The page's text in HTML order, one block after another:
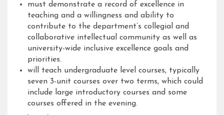
must demonstrate a record of excellence in
teaching and a willingness and ability to
contribute to the department’s collegial and
collaborative intellectual community as well as
university-wide inclusive excellence goals and
priorities.
will teach undergraduate level courses, typically
seven 3-unit courses over two terms, which could
include large introductory courses and some
courses offered in the evening.